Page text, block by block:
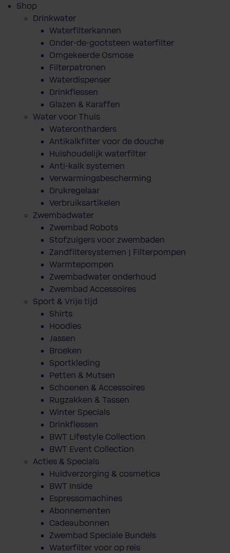
Shop
Drinkwater
Waterfilterkannen
Onder-de-gootsteen waterfilter
Omgekeerde Osmose
Filterpatronen
Waterdispenser
Drinkflessen
Glazen & Karaffen
Water voor Thuis
Waterontharders
Antikalkfilter voor de douche
Huishoudelijk waterfilter
Anti-kalk systemen
Verwarmingsbescherming
Drukregelaar
Verbruiksartikelen
Zwembadwater
Zwembad Robots
Stofzuigers voor zwembaden
Zandfiltersystemen | Filterpompen
Warmtepompen
Zwembadwater onderhoud
Zwembad Accessoires
Sport & Vrije tijd
Shirts
Hoodies
Jassen
Broeken
Sportkleding
Petten & Mutsen
Schoenen & Accessoires
Rugzakken & Tassen
Winter Specials
Drinkflessen
BWT Lifestyle Collection
BWT Event Collection
Acties & Specials
Huidverzorging & cosmetica
BWT Inside
Espressomachines
Abonnementen
Cadeaubonnen
Zwembad Speciale Bundels
Waterfilter voor op reis